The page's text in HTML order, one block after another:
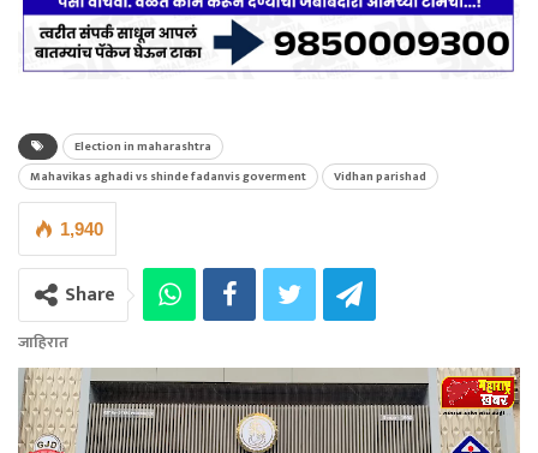
Election in maharashtra
Mahavikas aghadi vs shinde fadanvis goverment
Vidhan parishad
1,940
Share
जाहिरात
Video
Player